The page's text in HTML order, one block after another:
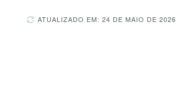
ATUALIZADO EM: 24 DE MAIO DE 2026